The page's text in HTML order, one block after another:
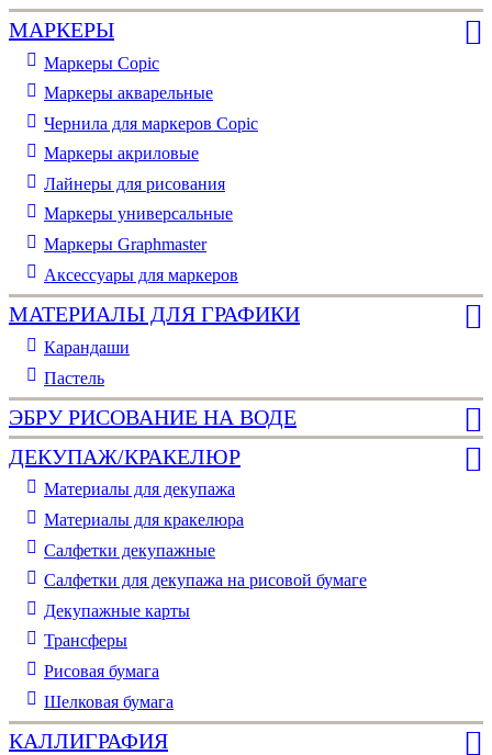
МАРКЕРЫ
Маркеры Copic
Маркеры акварельные
Чернила для маркеров Copic
Маркеры акриловые
Лайнеры для рисования
Маркеры универсальные
Маркеры Graphmaster
Аксессуары для маркеров
МАТЕРИАЛЫ ДЛЯ ГРАФИКИ
Карандаши
Пастель
ЭБРУ РИСОВАНИЕ НА ВОДЕ
ДЕКУПАЖ/КРАКЕЛЮР
Материалы для декупажа
Материалы для кракелюра
Cалфетки декупажные
Салфетки для декупажа на рисовой бумаге
Декупажные карты
Трансферы
Рисовая бумага
Шелковая бумага
КАЛЛИГРАФИЯ